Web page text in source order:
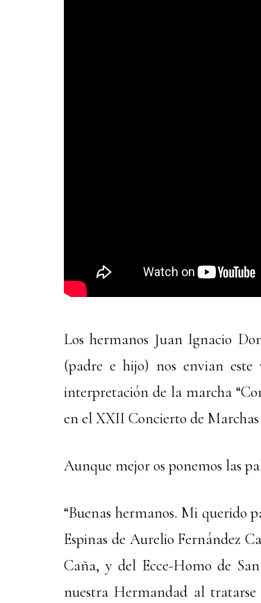
Los hermanos Juan Ignacio
(padre e hijo) nos envian este
interpretación de la marcha
en el XXII Concierto de Marchas
Aunque mejor os ponemos las
“Buenas hermanos. Mi querido
Espinas de Aurelio Fernández
Caña, y del Ecce-Homo de
nuestra Hermandad al tratarse